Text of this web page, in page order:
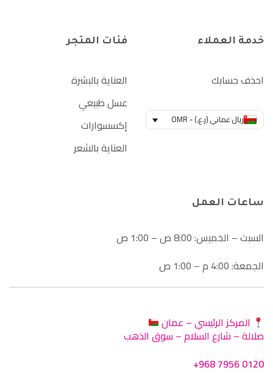
خدمة العملاء
احذف حسابك
ريال عماني (ر.ع.) - OMR
فئات المتجر
العناية بالبشرة
عسل طبيعي
إكسسوارات
العناية بالشعر
ساعات العمل
السبت – الخميس: 8:00 ص – 1:00 ص
الجمعة: 4:00 م – 1:00 ص
المركز الرئيسي – عمان
صلالة – شارع السلام – سوق الذهب
+968 7956 0120